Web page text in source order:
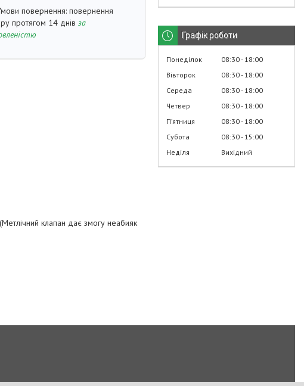
повернення
протягом 14 днів за
клапан дає змогу неабияк
Графік роботи
Понеділок 08:30 18:00
Вівторок
08:30 18:00
Середа
08:30 18:00
Четвер
08:30 18:00
Пʼятниця
08:30 18:00
Субота
08:30 15:00
Неділя
Вихідний